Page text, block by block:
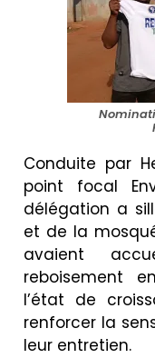
Conduite par
point focal
délégation a
et de la
avaient
reboisement
l’état de
renforcer la
leur entretien.